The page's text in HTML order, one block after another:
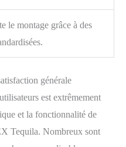
le montage grâce à des
générale
est extrêmement
et la fonctionnalité de
Tequila. Nombreux sont